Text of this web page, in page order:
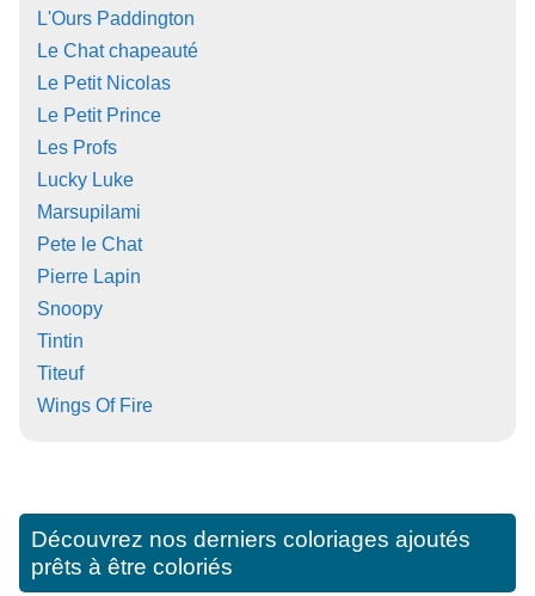
L'Ours Paddington
Le Chat chapeauté
Le Petit Nicolas
Le Petit Prince
Les Profs
Lucky Luke
Marsupilami
Pete le Chat
Pierre Lapin
Snoopy
Tintin
Titeuf
Wings Of Fire
Découvrez nos derniers coloriages ajoutés
prêts à être coloriés